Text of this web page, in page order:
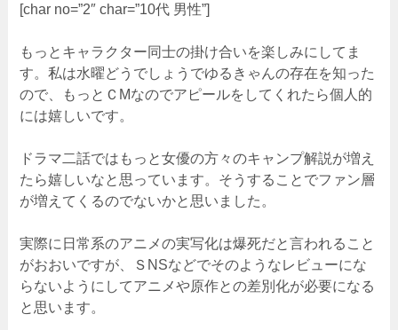
[char no=”2″ char=”10代 男性”]
もっとキャラクター同士の掛け合いを楽しみにしてま
す。私は水曜どうでしょうでゆるきゃんの存在を知った
ので、もっとＣMなのでアピールをしてくれたら個人的
には嬉しいです。
ドラマ二話ではもっと女優の方々のキャンプ解説が増え
たら嬉しいなと思っています。そうすることでファン層
が増えてくるのでないかと思いました。
実際に日常系のアニメの実写化は爆死だと言われること
がおおいですが、ＳNSなどでそのようなレビューにな
らないようにしてアニメや原作との差別化が必要になる
と思います。